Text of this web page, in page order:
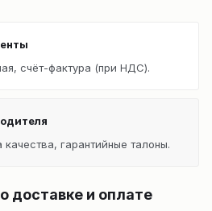
счёт-фактура (при НДС).
гарантийные талоны.
доставке и оплате